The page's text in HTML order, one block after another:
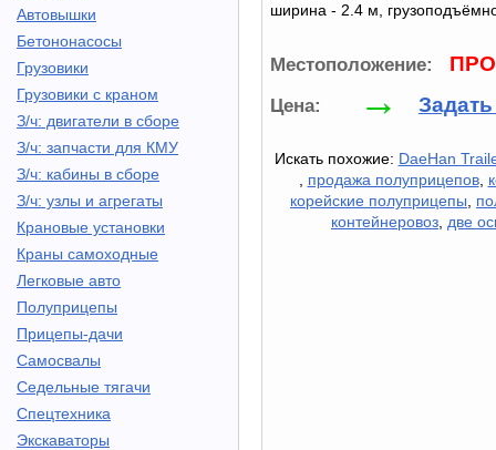
Автовышки
Бетононасосы
Грузовики
Грузовики с краном
З/ч: двигатели в сборе
З/ч: запчасти для КМУ
З/ч: кабины в сборе
З/ч: узлы и агрегаты
Крановые установки
Краны самоходные
Легковые авто
Полуприцепы
Прицепы-дачи
Самосвалы
Седельные тягачи
Спецтехника
Экскаваторы
ширина - 2.4 м,
Местоположение:
Цена: →
Искать похожие: DaeHan
, продажа полуприцепов,
корейские полуприцепы,
контейнеровоз, две